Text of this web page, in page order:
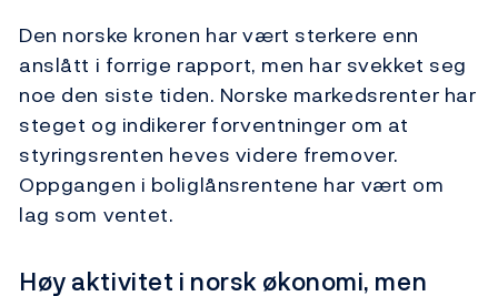
Den norske kronen har vært sterkere enn
anslått i forrige rapport, men har svekket seg
noe den siste tiden. Norske markedsrenter har
steget og indikerer forventninger om at
styringsrenten heves videre fremover.
Oppgangen i boliglånsrentene har vært om
lag som ventet.
Høy aktivitet i norsk økonomi, men